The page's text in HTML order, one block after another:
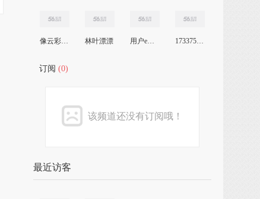
像云彩一样 林叶漂漂 用户ewc0isn61b 1733753969
订阅 (0)
该频道还没有订阅哦！
最近访客